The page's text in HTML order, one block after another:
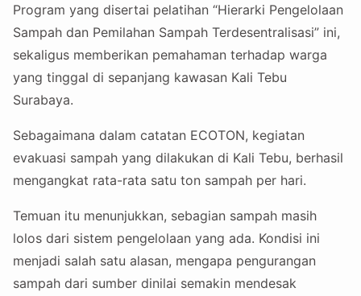
Program yang disertai pelatihan “Hierarki Pengelolaan
Sampah dan Pemilahan Sampah Terdesentralisasi” ini,
sekaligus memberikan pemahaman terhadap warga
yang tinggal di sepanjang kawasan Kali Tebu
Surabaya.
Sebagaimana dalam catatan ECOTON, kegiatan
evakuasi sampah yang dilakukan di Kali Tebu, berhasil
mengangkat rata-rata satu ton sampah per hari.
Temuan itu menunjukkan, sebagian sampah masih
lolos dari sistem pengelolaan yang ada. Kondisi ini
menjadi salah satu alasan, mengapa pengurangan
sampah dari sumber dinilai semakin mendesak